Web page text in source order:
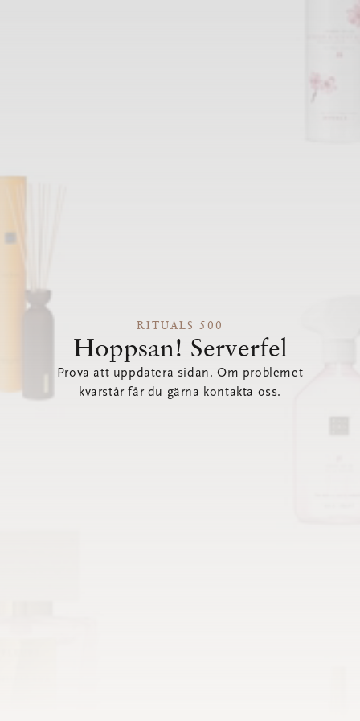
RITUALS 500
Hoppsan! Serverfel
Prova att uppdatera sidan. Om problemet
kvarstår får du gärna kontakta oss.